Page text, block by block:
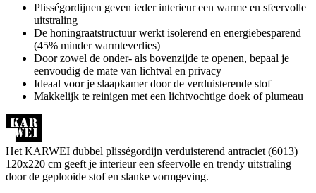
Plisségordijnen geven ieder interieur een warme en sfeervolle
uitstraling
De honingraatstructuur werkt isolerend en energiebesparend
(45% minder warmteverlies)
Door zowel de onder- als bovenzijde te openen, bepaal je
eenvoudig de mate van lichtval en privacy
Ideaal voor je slaapkamer door de verduisterende stof
Makkelijk te reinigen met een lichtvochtige doek of plumeau
Het KARWEI dubbel plisségordijn verduisterend antraciet (6013)
120x220 cm geeft je interieur een sfeervolle en trendy uitstraling
door de geplooide stof en slanke vormgeving.